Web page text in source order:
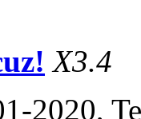
X3.4
2020,